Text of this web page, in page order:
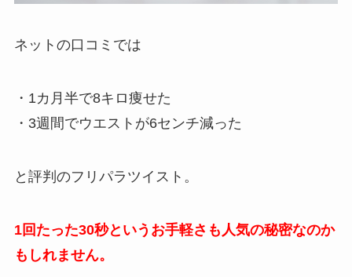
ネットの口コミでは
・1カ月半で8キロ痩せた
・3週間でウエストが6センチ減った
と評判のフリパラツイスト。
1回たった30秒というお手軽さも人気の秘密なのか
もしれません。